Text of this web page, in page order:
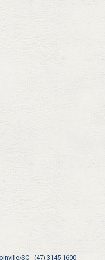
SC - (47) 3145-1600